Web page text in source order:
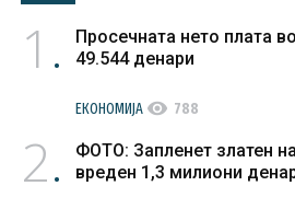
1
Просечната нето плата
49.544 денари
ЕКОНОМИЈА visibility 788
2
ФОТО: Запленет златен
вреден 1,3 милиони